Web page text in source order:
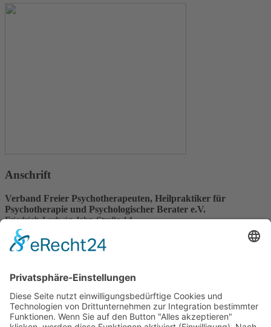
Anschrift
Verband Freier Psychotherapeuten, Heilpraktiker für
Psychotherapie und Psychologischer Berater e.V.
Friedrich-Ludwig-Jahn-Straße 14
31582 Nienburg/Weser
Service-Team
05021-8650320
Diese E-Mail-Adresse ist vor Spambots geschützt! Zur Anzeige
muss JavaScript eingeschaltet sein.